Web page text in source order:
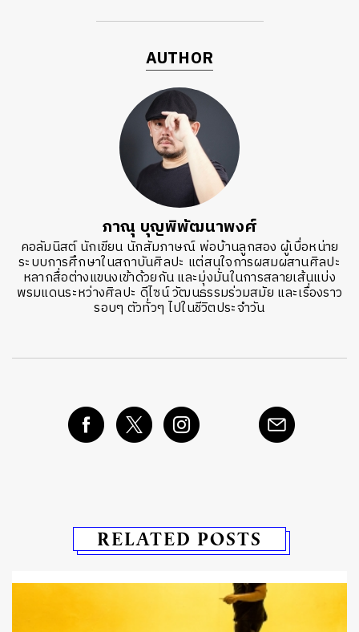
AUTHOR
ภาณุ บุญพิพัฒนาพงศ์
คอลัมนิสต์ นักเขียน นักสัมภาษณ์ พ่อบ้านลูกสอง ผู้เบื่อหน่าย
ระบบการศึกษาในสถาบันศิลปะ แต่สนใจการผสมผสานศิลปะ
หลากสื่อต่างแขนงเข้าด้วยกัน และมุ่งมั่นในการสลายเส้นแบ่ง
พรมแดนระหว่างศิลปะ ดีไซน์ วัฒนธรรมร่วมสมัย และเรื่องราว
รอบๆ ตัวทั่วๆ ไปในชีวิตประจำวัน
RELATED POSTS